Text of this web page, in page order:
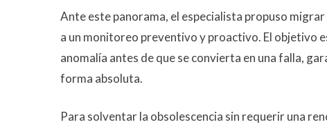
Ante este panorama, el especialista propuso
a un monitoreo preventivo y proactivo. El objetivo
anomalía antes de que se convierta en una falla,
forma absoluta.
Para solventar la obsolescencia sin requerir una